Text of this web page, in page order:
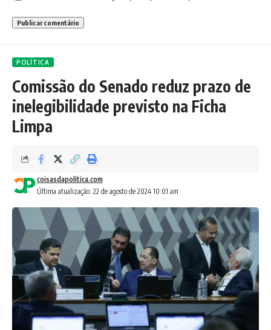
POLÍTICA
Comissão do Senado reduz prazo de
inelegibilidade previsto na Ficha
Limpa
Última atualização: 22 de agosto de 2024 10:01 am
coisasdapolitica.com